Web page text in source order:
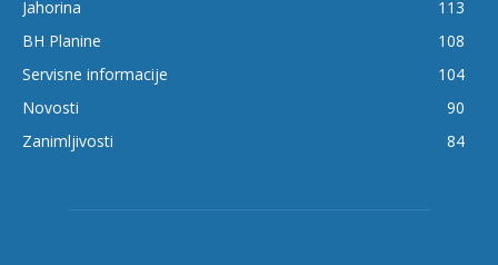
Jahorina
113
BH Planine
108
Servisne informacije
104
Novosti
90
Zanimljivosti
84